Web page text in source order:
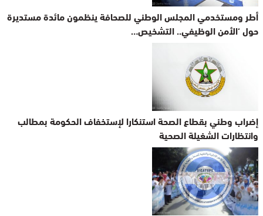
أطر ومستخدمي المجلس الوطني للصحافة ينظمون مائدة مستديرة
حول ‘الأمن الوظيفي.. التشخيص…
إضراب وطني بقطاع الصحة استنكارا لإستخفاف الحكومة بمطالب
وانتظارات الشغيلة الصحية